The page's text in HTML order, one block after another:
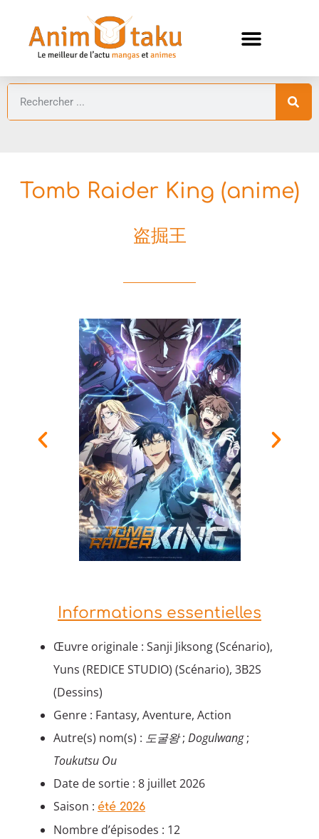
Tomb Raider King (anime)
盗掘王
Informations essentielles
Œuvre originale : Sanji Jiksong (Scénario),
Yuns (REDICE STUDIO) (Scénario), 3B2S
(Dessins)
Genre : Fantasy, Aventure, Action
Autre(s) nom(s) : 도굴왕; Dogulwang;
Toukutsu Ou
Date de sortie : 8 juillet 2026
Saison : été 2026
Nombre d’épisodes : 12